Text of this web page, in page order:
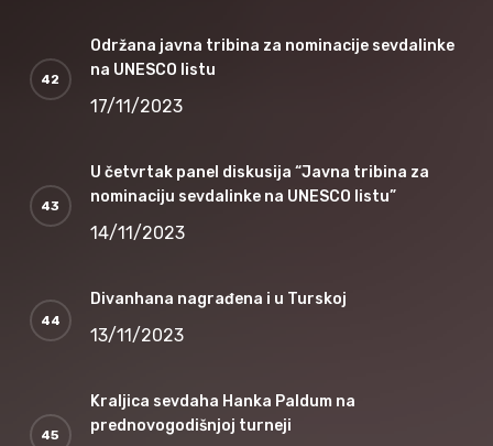
Održana javna tribina za nominacije sevdalinke
na UNESCO listu
17/11/2023
U četvrtak panel diskusija “Javna tribina za
nominaciju sevdalinke na UNESCO listu”
14/11/2023
Divanhana nagrađena i u Turskoj
13/11/2023
Kraljica sevdaha Hanka Paldum na
prednovogodišnjoj turneji